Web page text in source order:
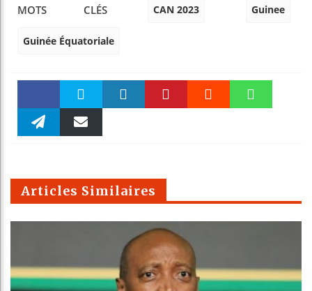
MOTS CLÉS CAN 2023 Guinee
Guinée Équatoriale
Faceboo Twitter
m
Articles Similaires